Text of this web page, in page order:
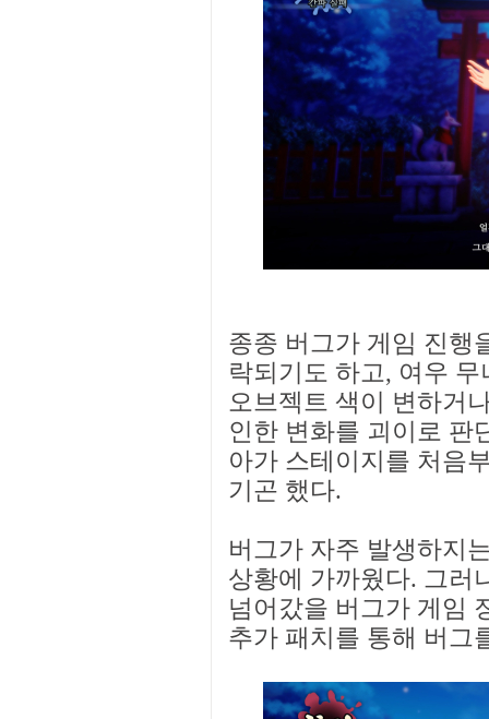
종종 버그가 게임 진행
락되기도 하고, 여우
오브젝트 색이 변하거
인한 변화를 괴이로 판
아가 스테이지를 처음
기곤 했다.
버그가 자주 발생하지
상황에 가까웠다. 그러
넘어갔을 버그가 게임
추가 패치를 통해 버그